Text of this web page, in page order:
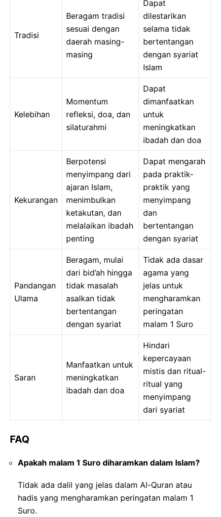
Tradisi
Beragam tradisi
sesuai dengan
daerah masing-
masing
Dapat
dilestarikan
selama tidak
bertentangan
dengan syariat
Islam
Kelebihan
Momentum
refleksi, doa, dan
silaturahmi
Dapat
dimanfaatkan
untuk
meningkatkan
ibadah dan doa
Kekurangan
Berpotensi
menyimpang dari
ajaran Islam,
menimbulkan
ketakutan, dan
melalaikan ibadah
penting
Dapat mengarah
pada praktik-
praktik yang
menyimpang
dan
bertentangan
dengan syariat
Pandangan
Ulama
Beragam, mulai
dari bid’ah hingga
tidak masalah
asalkan tidak
bertentangan
dengan syariat
Tidak ada dasar
agama yang
jelas untuk
mengharamkan
peringatan
malam 1 Suro
Saran
Manfaatkan untuk
meningkatkan
ibadah dan doa
Hindari
kepercayaan
mistis dan ritual-
ritual yang
menyimpang
dari syariat
FAQ
Apakah malam 1 Suro diharamkan dalam Islam?
Tidak ada dalil yang jelas dalam Al-Quran atau
hadis yang mengharamkan peringatan malam 1
Suro.